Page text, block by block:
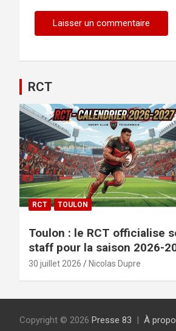
RCT
RCT TOULON
Toulon : le RCT officialise
staff pour la saison 2026-
le calendrier
30 juillet 2026 Nicolas Dupre
Copyright © 2026 Presse 83 À